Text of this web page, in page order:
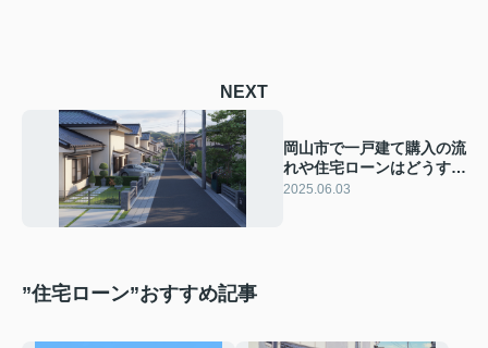
NEXT
岡山市で一戸建て購入の流
れや住宅ローンはどうす
る？岡山市で一戸建て購入
2025.06.03
”住宅ローン”おすすめ記事